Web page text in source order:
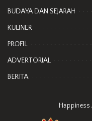
BUDAYA DAN SEJARAH
KULINER
PROFIL
ADVERTORIAL
BERITA